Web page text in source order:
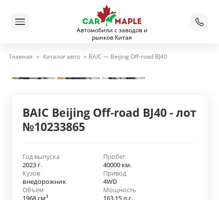
Автомобили с заводов и
рынков Китая
Главная » Каталог авто » BAIC — Beijing Off-road BJ40
BAIC Beijing Off-road BJ40 - лот
№10233865
Год выпуска
2023 г.
Пробег
40000 км.
Кузов
внедорожник
Привод
4WD
Объём
1968 см3
Мощность
163.15 л.с.